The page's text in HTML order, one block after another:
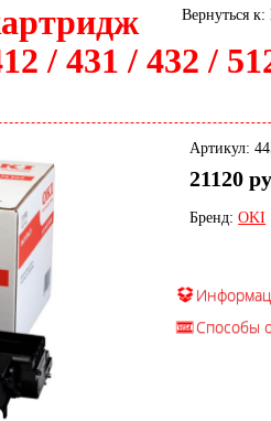
Вернуться
/ 431 / 432 /
Артикул:
21120
Бренд:OKI
Способы